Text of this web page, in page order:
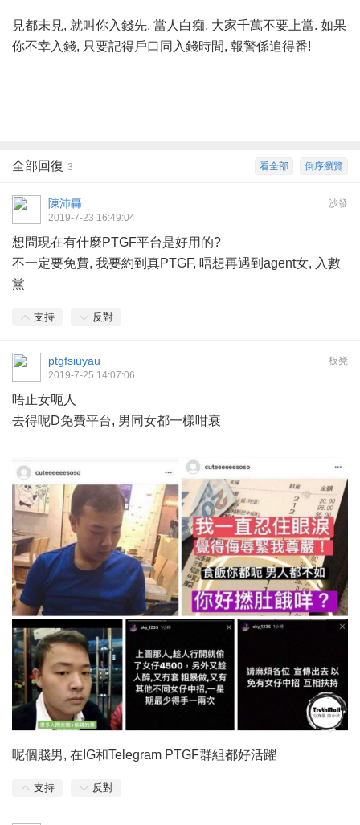
見都未見, 就叫你入錢先, 當人白痴, 大家千萬不要上當. 如果
你不幸入錢, 只要記得戶口同入錢時間, 報警係追得番!
倒序瀏覽
看全部
全部回復 3
沙發
陳沛轟
2019-7-23 16:49:04
想問現在有什麼PTGF平台是好用的?
不一定要免費, 我要約到真PTGF, 唔想再遇到agent女, 入數
黨
支持 反對
板凳
ptgfsiuyau
2019-7-25 14:07:06
唔止女呃人
去得呢D免費平台, 男同女都一樣咁衰
呢個賤男, 在IG和Telegram PTGF群組都好活躍
支持 反對